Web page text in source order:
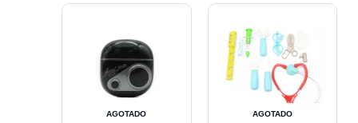
AGOTADO AGOTADO